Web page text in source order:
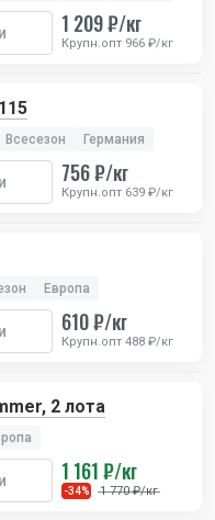
1 209 ₽/кг
Крупн.опт 966 ₽/кг
Всесезон Германия
756 ₽/кг
Крупн.опт 639 ₽/кг
Европа
610 ₽/кг
Крупн.опт 488 ₽/кг
2 лота
1 161 ₽/кг
-34% 1 770 ₽/кг